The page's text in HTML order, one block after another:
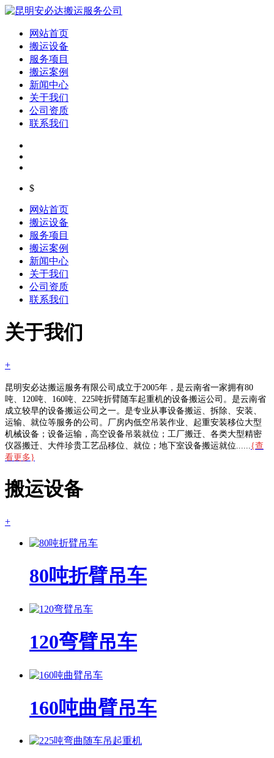
网站首页
搬运设备
服务项目
搬运案例
新闻中心
关于我们
公司资质
联系我们
$
网站首页
搬运设备
服务项目
搬运案例
新闻中心
关于我们
公司资质
联系我们
关于我们
+
昆明安必达搬运服务有限公司成立于2005年，是云南省一家拥有80
吨、120吨、160吨、225吨折臂随车起重机的设备搬运公司。是云南省
成立较早的设备搬运公司之一。是专业从事设备搬运、拆除、安装、
运输、就位等服务的公司。厂房内低空吊装作业、起重安装移位大型
机械设备；设备运输，高空设备吊装就位；工厂搬迁、各类大型精密
仪器搬迁、大件珍贵工艺品移位、就位；地下室设备搬运就位...... {查
看更多}
搬运设备
+
80吨折臂吊车
120弯臂吊车
160吨曲臂吊车